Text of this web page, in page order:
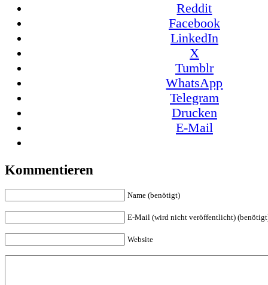
Reddit
Facebook
LinkedIn
X
Tumblr
WhatsApp
Telegram
Drucken
E-Mail
Kommentieren
Name (benötigt)
E-Mail (wird nicht veröffentlicht)
Website